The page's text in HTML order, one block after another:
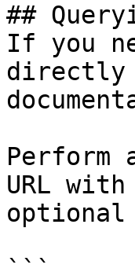
##
If you
directly
Perform
URL
optional